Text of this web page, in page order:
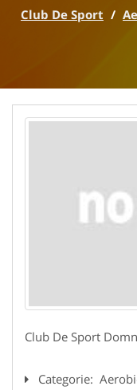
Club De Sport /
Club De Sport
Categorie: